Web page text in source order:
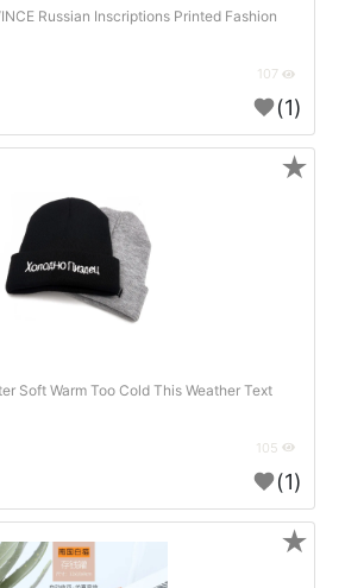
Russian Inscriptions Printed Fashion
(1)
Soft Warm Too Cold This Weather Text
(1)
★
★